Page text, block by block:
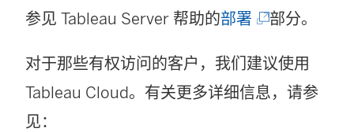
参见 Tableau Server 帮助的部署 (
接
在
部分。
对于那些有权访问的客户，我们建议使用
Tableau Cloud。有关更多详细信息，请参
见：